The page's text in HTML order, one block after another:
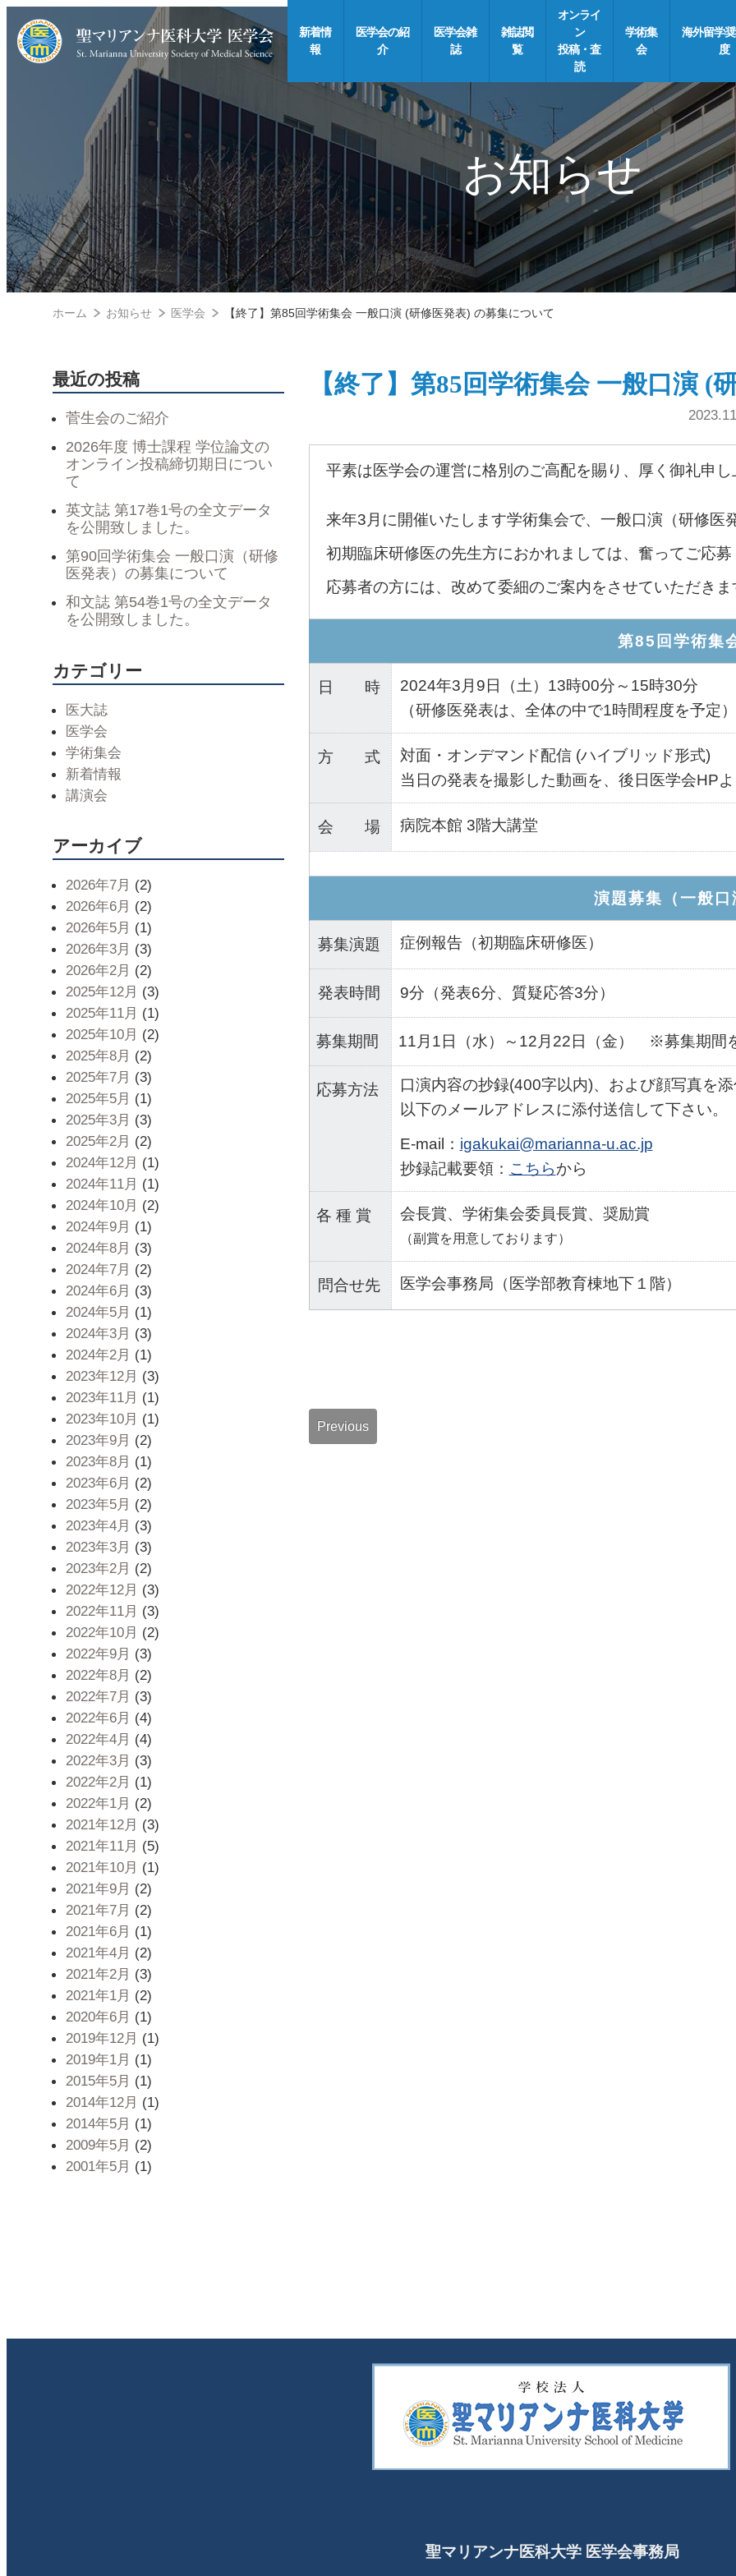
新着情
報
医学会の紹
介
医学会雑
誌
雑誌閲
覧
オンライ
ン
投稿・査
読
学術集
会
海外留学
度
お知らせ
ホーム お知らせ 医学会 【終了】第85回学術集会 一般口演 (研修医発表) の募集について
【終了】第85回学術集会 一般口演 (
平素は医学会の運営に格別のご高配を賜り、厚く御礼申
来年3月に開催いたします学術集会で、一般口演（研修医
初期臨床研修医の先生方におかれましては、奮ってご応
応募者の方には、改めて委細のご案内をさせていただきま
第85回学術集
日 時
2024年3月9日（土）13時00分～15時30分
（研修医発表は、全体の中で1時間程度を予定）
方 式
対面・オンデマンド配信 (ハイブリッド形式)
当日の発表を撮影した動画を、後日医学会HP
会 場 病院本館 3階大講堂
演題募集（一般口
募集演題 症例報告（初期臨床研修医）
発表時間 9分（発表6分、質疑応答3分）
募集期間 11月1日（水）～12月22日（金） ※募集期間
応募方法
口演内容の抄録(400字以内)、および顔写真を
以下のメールアドレスに添付送信して下さい。
E-mail： igakukai@marianna-u.ac.jp
抄録記載要領： こちらから
各 種 賞 会長賞、学術集会委員長賞、奨励賞
（副賞を用意しております）
問合せ先 医学会事務局（医学部教育棟地下１階）
Previous
最近の投稿
菅生会のご紹介
2026年度 博士課程 学位論文の
オンライン投稿締切期日につい
て
英文誌 第17巻1号の全文データ
を公開致しました。
第90回学術集会 一般口演（研修
医発表）の募集について
和文誌 第54巻1号の全文データ
を公開致しました。
カテゴリー
医大誌
医学会
学術集会
新着情報
講演会
アーカイブ
2026年7月 (2)
2026年6月 (2)
2026年5月 (1)
2026年3月 (3)
2026年2月 (2)
2025年12月 (3)
2025年11月 (1)
2025年10月 (2)
2025年8月 (2)
2025年7月 (3)
2025年5月 (1)
2025年3月 (3)
2025年2月 (2)
2024年12月 (1)
2024年11月 (1)
2024年10月 (2)
2024年9月 (1)
2024年8月 (3)
2024年7月 (2)
2024年6月 (3)
2024年5月 (1)
2024年3月 (3)
2024年2月 (1)
2023年12月 (3)
2023年11月 (1)
2023年10月 (1)
2023年9月 (2)
2023年8月 (1)
2023年6月 (2)
2023年5月 (2)
2023年4月 (3)
2023年3月 (3)
2023年2月 (2)
2022年12月 (3)
2022年11月 (3)
2022年10月 (2)
2022年9月 (3)
2022年8月 (2)
2022年7月 (3)
2022年6月 (4)
2022年4月 (4)
2022年3月 (3)
2022年2月 (1)
2022年1月 (2)
2021年12月 (3)
2021年11月 (5)
2021年10月 (1)
2021年9月 (2)
2021年7月 (2)
2021年6月 (1)
2021年4月 (2)
2021年2月 (3)
2021年1月 (2)
2020年6月 (1)
2019年12月 (1)
2019年1月 (1)
2015年5月 (1)
2014年12月 (1)
2014年5月 (1)
2009年5月 (2)
2001年5月 (1)
聖マリアンナ医科大学 医学会事務局